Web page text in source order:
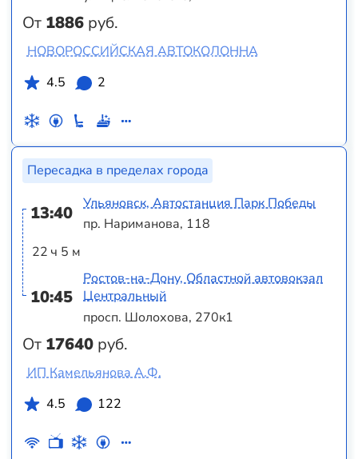
От 1886 руб.
НОВОРОССИЙСКАЯ АВТОКОЛОННА
4.5
2
Пересадка в пределах города
13:40
22 ч 5 м
10:45
От 17640 руб.
Ульяновск, Автостанция Парк Победы
пр. Нариманова, 118
Ростов-на-Дону, Областной автовокзал
Центральный
просп. Шолохова, 270к1
ИП Камельянова А.Ф.
4.5
122